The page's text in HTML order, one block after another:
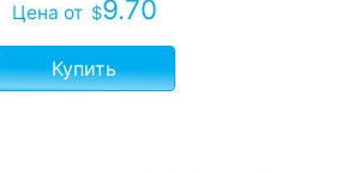
Цена от $9.70
Купить